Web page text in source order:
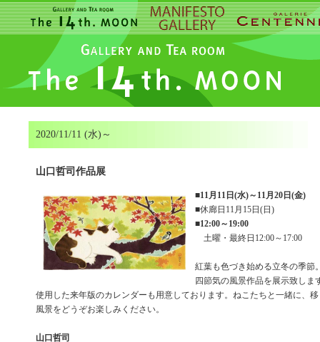
2020/11/11 (水)～
山口哲司作品展
■11月11日(水)～11月20日(金)
■休廊日11月15日(日)
■12:00～19:00
土曜・最終日12:00～17:00
紅葉も色づき始める立冬の季節
四節気の風景作品を展示致しま
使用した来年版のカレンダーも用意しております。ねこたちと一緒に、
風景をどうぞお楽しみください。
山口哲司